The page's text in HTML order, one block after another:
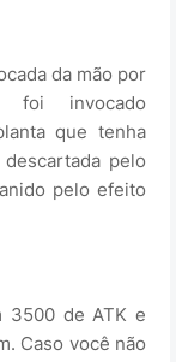
da mão por
foi invocado
que tenha
pelo
pelo efeito
3500 de ATK e
Caso você não